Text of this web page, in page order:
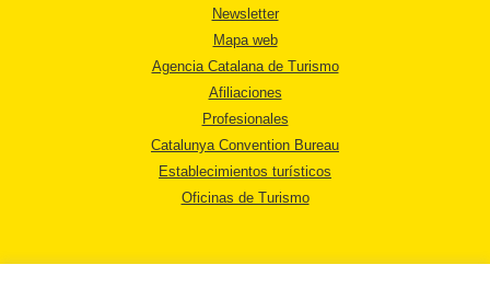
Newsletter
Mapa web
Agencia Catalana de Turismo
Afiliaciones
Profesionales
Catalunya Convention Bureau
Establecimientos turísticos
Oficinas de Turismo